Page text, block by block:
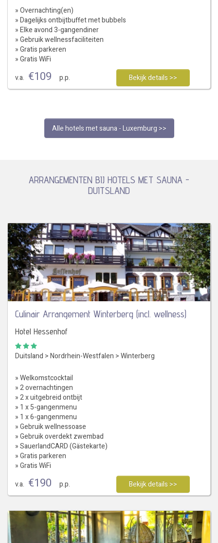
» Overnachting(en)
» Dagelijks ontbijtbuffet met bubbels
» Elke avond 3-gangendiner
» Gebruik wellnessfaciliteiten
» Gratis parkeren
» Gratis WiFi
v.a. €109 p.p. Bekijk details >>
Alle hotels met sauna - Luxemburg >>
ARRANGEMENTEN BIJ HOTELS MET SAUNA -
DUITSLAND
Culinair Arrangement Winterberg (incl. wellness)
Hotel Hessenhof
Duitsland >Nordrhein-Westfalen >Winterberg
» Welkomstcocktail
» 2 overnachtingen
» 2 x uitgebreid ontbijt
» 1 x 5-gangenmenu
» 1 x 6-gangenmenu
» Gebruik wellnessoase
» Gebruik overdekt zwembad
» SauerlandCARD (Gästekarte)
» Gratis parkeren
» Gratis WiFi
v.a. €190 p.p. Bekijk details >>